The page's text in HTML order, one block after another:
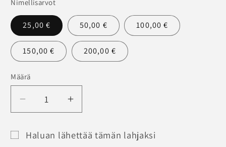
Nimellisarvot
25,00 € 50,00 € 100,00 €
150,00 € 200,00 €
Määrä
Määrä
Vähennä
tuotteen
LAHJAKORTTI
Lisää
tuotteen
LAHJAKORTTI
Haluan lähettää tämän lahjaksi